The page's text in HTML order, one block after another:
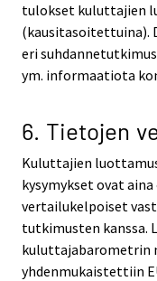
tulokset kuluttajien
(kausitasoitettuina).
eri
ym. informaatiota
6. Tietojen
Kuluttajien
kysymykset ovat
vertailukelpoiset
tutkimusten kanssa.
kuluttajabarometrin
yhdenmukaistettiin